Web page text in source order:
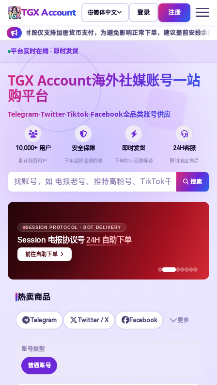
TGX Account 简体中文 登录 注册
持加密货币支付，为避免影响正常下单，建议提前安排余额充值。
平台实时在线 · 即时发货
TGX Account海外社媒账号一站
购平台
Telegram·Twitter·Tiktok·Facebook全品类账号供应
10,000+ 用户
累计服务用户
安全保障
三年运营值得信赖
即时发货
下单秒出无需等待
24H客服
即时响应售后
搜索
SESSION PROTOCOL · BOT DELIVERY
Session 电报协议号24H 自助下单
前往自助下单
热卖商品
Telegram Twitter / X Facebook 更多
账号类型
普通账号